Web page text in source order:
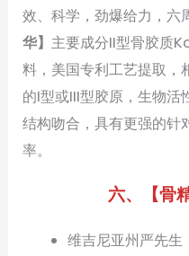
效、科学，劲爆给力，六
华】主要成分II型骨胶质
料，美国专利工艺提取，
的I型或III型胶原，生物
结构吻合，具有更强的针
率。
六、【骨
维吉尼亚州严先